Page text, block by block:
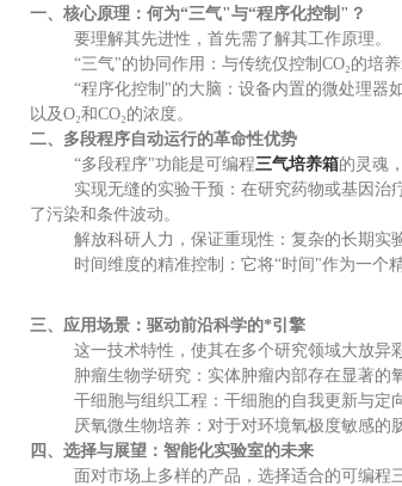
一、核心原理：何为“三气"与“程序化控制"？
要理解其先进性，首先需了解其工作原理。
“三气"的协同作用：与传统仅控制CO₂的培养
“程序化控制"的大脑：设备内置的微处理器
以及O₂和CO₂的浓度。
二、多段程序自动运行的革命性优势
“多段程序"功能是可编程三气培养箱的灵魂
实现无缝的实验干预：在研究药物或基因
了污染和条件波动。
解放科研人力，保证重现性：复杂的长期实
时间维度的精准控制：它将“时间"作为一个
三、应用场景：驱动前沿科学的*引擎
这一技术特性，使其在多个研究领域大放异
肿瘤生物学研究：实体肿瘤内部存在显著的
干细胞与组织工程：干细胞的自我更新与定
厌氧微生物培养：对于对环境氧极度敏感的
四、选择与展望：智能化实验室的未来
面对市场上多样的产品，选择适合的可编程